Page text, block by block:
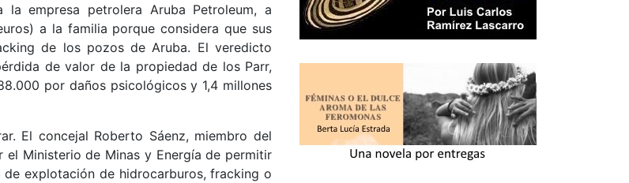
empresa petrolera Aruba Petroleum, a
a la familia porque considera que sus
de los pozos de Aruba. El veredicto
de valor de la propiedad de los Parr,
por daños psicológicos y 1,4 millones
El concejal Roberto Sáenz, miembro del
Ministerio de Minas y Energía de permitir
explotación de hidrocarburos, fracking o